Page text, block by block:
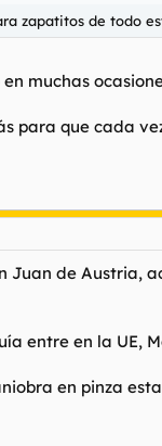
zapatitos de todo
muchas
para que cada
Juan de Austria,
entre en la UE,
en pinza